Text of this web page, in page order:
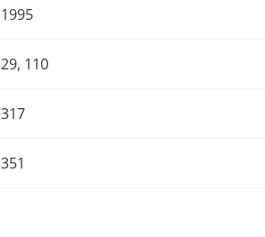
1995
29, 110
317
351